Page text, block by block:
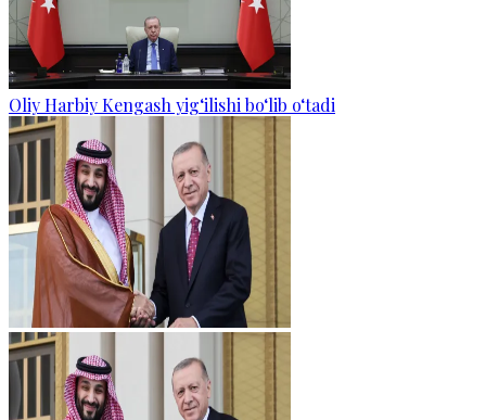
Oliy Harbiy Kengash yig‘ilishi bo‘lib o‘tadi